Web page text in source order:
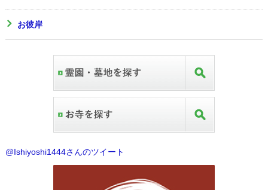
お彼岸
@Ishiyoshi1444さんのツイート